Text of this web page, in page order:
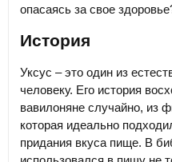
опасаясь за свое
История
Уксус – это один из
человеку. Его история
вавилоняне случайно, из
которая идеально
придания вкуса пище. В